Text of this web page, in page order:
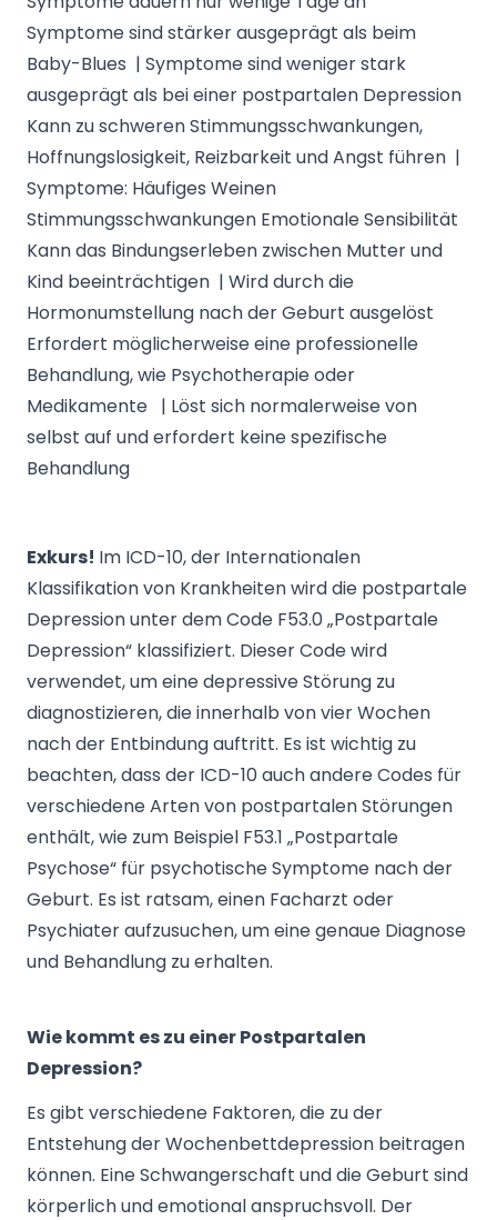
Symptome sind stärker ausgeprägt als beim
Baby-Blues | Symptome sind weniger stark
ausgeprägt als bei einer postpartalen Depression
Kann zu schweren Stimmungsschwankungen,
Hoffnungslosigkeit, Reizbarkeit und Angst führen |
Symptome: Häufiges Weinen
Stimmungsschwankungen Emotionale Sensibilität
Kann das Bindungserleben zwischen Mutter und
Kind beeinträchtigen | Wird durch die
Hormonumstellung nach der Geburt ausgelöst
Erfordert möglicherweise eine professionelle
Behandlung, wie Psychotherapie oder
Medikamente | Löst sich normalerweise von
selbst auf und erfordert keine spezifische
Behandlung
Exkurs! Im ICD-10, der Internationalen
Klassifikation von Krankheiten wird die postpartale
Depression unter dem Code F53.0 „Postpartale
Depression“ klassifiziert. Dieser Code wird
verwendet, um eine depressive Störung zu
diagnostizieren, die innerhalb von vier Wochen
nach der Entbindung auftritt. Es ist wichtig zu
beachten, dass der ICD-10 auch andere Codes für
verschiedene Arten von postpartalen Störungen
enthält, wie zum Beispiel F53.1 „Postpartale
Psychose“ für psychotische Symptome nach der
Geburt. Es ist ratsam, einen Facharzt oder
Psychiater aufzusuchen, um eine genaue Diagnose
und Behandlung zu erhalten.
Wie kommt es zu einer Postpartalen
Depression?
Es gibt verschiedene Faktoren, die zu der
Entstehung der Wochenbettdepression beitragen
können. Eine Schwangerschaft und die Geburt sind
körperlich und emotional anspruchsvoll. Der